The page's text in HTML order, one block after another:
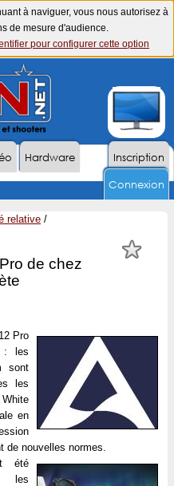
à naviguer, vous nous autorisez à
de mesure d'audience.
pour configurer cette option
Inscription
Hardware
Connexion
relative /
de chez
Pro
: les
sont
les
en
de nouvelles normes.
été
les